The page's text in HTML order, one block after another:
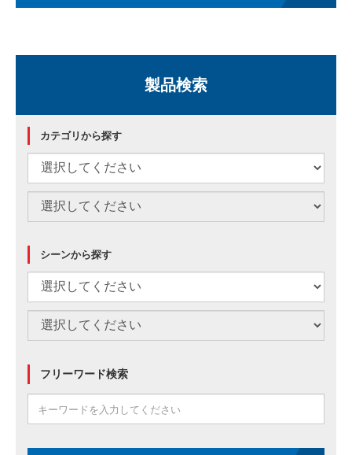
製品検索
カテゴリから探す
シーンから探す
フリーワード検索